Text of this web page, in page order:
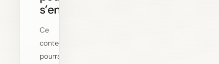
s’enrichir
Ce
contenu
pourra